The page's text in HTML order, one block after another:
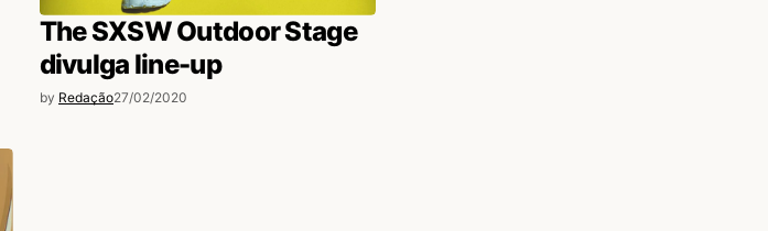
The SXSW Outdoor Stage
divulga line-up
by Redação27/02/2020